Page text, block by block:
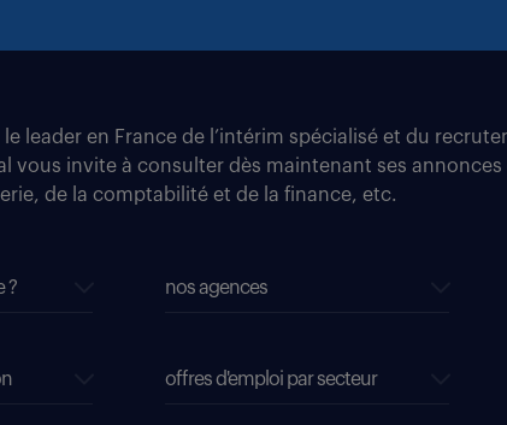
leader en France de l’intérim spécialisé et du
vous invite à consulter dès maintenant ses
de la comptabilité et de la finance, etc.
? nos agences
offres d'emploi par secteur